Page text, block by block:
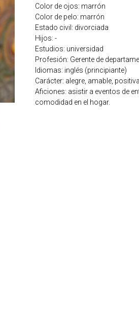
Color de ojos: marrón
Color de pelo: marrón
Estado civil: divorciada
Hijos: -
Estudios: universidad
Profesión: Gerente de
Idiomas: inglés (principiante)
Carácter: alegre, amable,
Aficiones: asistir a eventos de
comodidad en el hogar.